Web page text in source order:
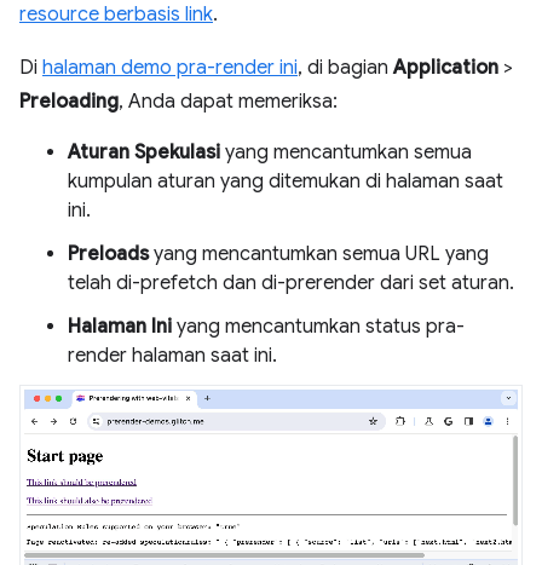
resource berbasis link.
Di halaman demo pra-render ini, di bagianApplication >
Preloading, Anda dapat memeriksa:
Aturan Spekulasi yang mencantumkan semua
kumpulan aturan yang ditemukan di halaman saat
ini.
Preloadsyang mencantumkan semua URL yang
telah di-prefetch dan di-prerender dari set aturan.
Halaman Ini yang mencantumkan status pra-
render halaman saat ini.